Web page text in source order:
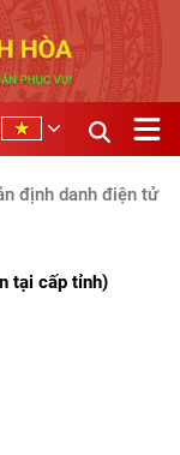
định danh điện tử
tại cấp tỉnh)